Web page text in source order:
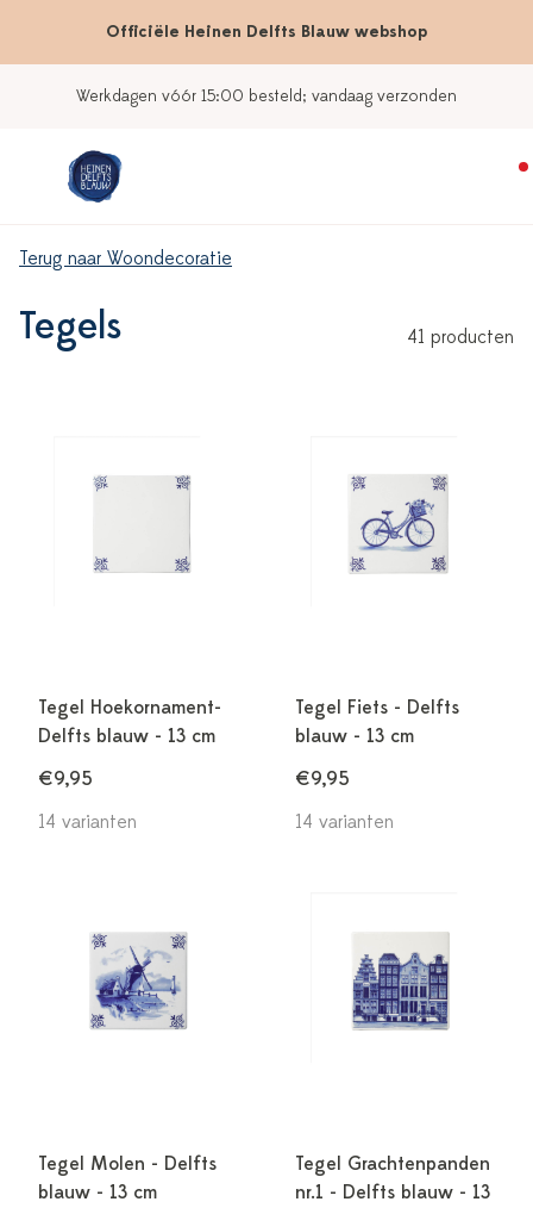
Officiële Heinen Delfts Blauw webshop
Onze winkels
Terug naar Woondecoratie
Tegels 41 producten
Tegel Hoekornament-
Delfts blauw - 13 cm
€9,95
14 varianten
Tegel Fiets - Delfts
blauw - 13 cm
€9,95
14 varianten
Tegel Molen - Delfts
blauw - 13 cm
Tegel Grachtenpanden
nr.1 - Delfts blauw - 13